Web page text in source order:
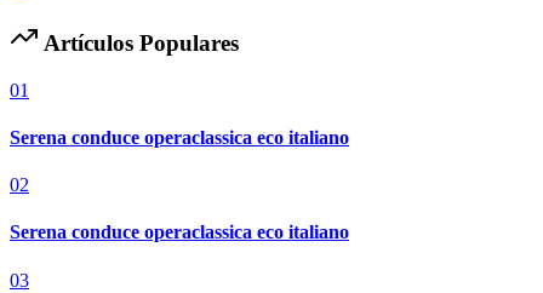
Artículos Populares
01
Serena conduce operaclassica eco italiano
02
Serena conduce operaclassica eco italiano
03